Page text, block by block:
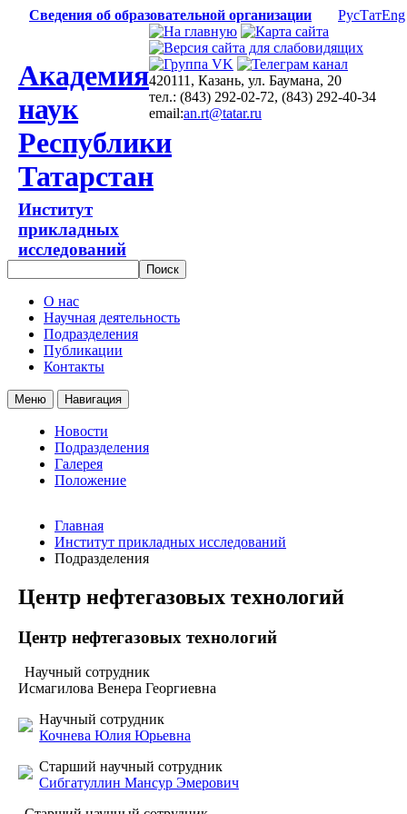
Сведения об образовательной организации РусТатEng
Академия
наук
Республики
Татарстан
Институт
прикладных
исследований
420111, Казань, ул. Баумана, 20
тел.: (843) 292-02-72, (843) 292-40-34
email:an.rt@tatar.ru
О нас
Научная деятельность
Подразделения
Публикации
Контакты
Меню Навигация
Новости
Подразделения
Галерея
Положение
Главная
Институт прикладных исследований
Подразделения
Центр нефтегазовых технологий
Центр нефтегазовых технологий
Научный сотрудник
Исмагилова Венера Георгиевна
Научный сотрудник
Кочнева Юлия Юрьевна
Старший научный сотрудник
Сибгатуллин Мансур Эмерович